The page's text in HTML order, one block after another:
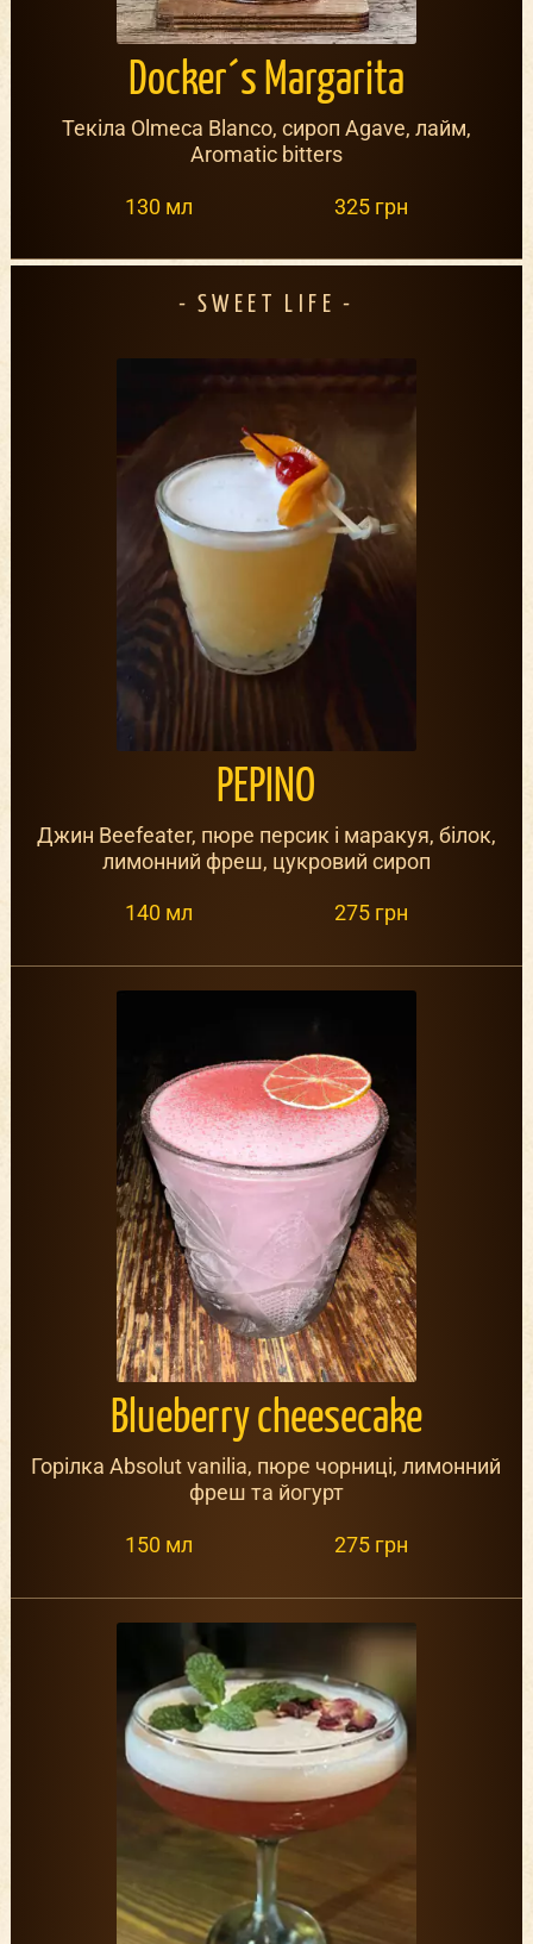
Docker´s Margarita
Текіла Olmeca Blanco, сироп Agave, лайм,
Aromatic bitters
130 мл 325 грн
SWEET LIFE
PEPINO
Джин Beefeater, пюре персик і маракуя, білок,
лимонний фреш, цукровий сироп
140 мл 275 грн
Blueberry cheesecake
Горілка Absolut vanilia, пюре чорниці, лимонний
фреш та йогурт
150 мл 275 грн